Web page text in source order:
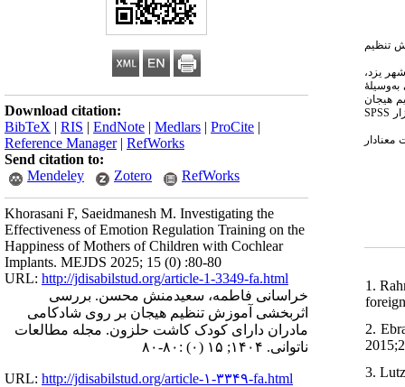
Download citation:
BibTeX | RIS | EndNote | Medlars | ProCite |
Reference Manager| RefWorks
Send citation to:
Mendeley
Zotero RefWorks
Khorasani F, Saeidmanesh M. Investigating the
Effectiveness of Emotion Regulation Training on the
Happiness of Mothers of Children with Cochlear
Implants. MEJDS 2025; 15 (0) :80-80
URL: http://jdisabilstud.org/article-1-3349-fa.html
خراسانی فاطمه، سعیدمنش محسن. بررسی
اثربخشی آموزش تنظیم هیجان بر روی شادکامی
مادران دارای کودک کاشت حلزون. مجله مطالعات
ناتوانی. ۱۴۰۴; ۱۵
(۰) :۸۰-۸۰
URL: http://jdisabilstud.org/article-۱-۳۳۴۹-fa.html
تنظیم
یزد،
هیجان
SPSS
1.
2.
3.